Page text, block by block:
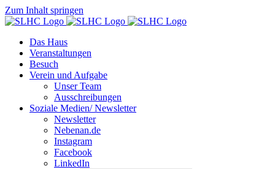
Zum Inhalt springen
Das Haus
Veranstaltungen
Besuch
Verein und Aufgabe
Unser Team
Ausschreibungen
Soziale Medien/ Newsletter
Newsletter
Nebenan.de
Instagram
Facebook
LinkedIn